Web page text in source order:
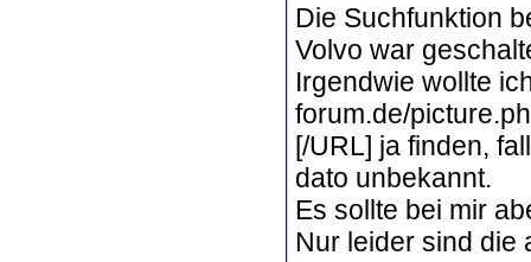
Die Suchfunktion
Volvo war
Irgendwie wollte
forum.de/
[/URL] ja finden,
dato unbekannt.
Es sollte bei mir
Nur leider sind die